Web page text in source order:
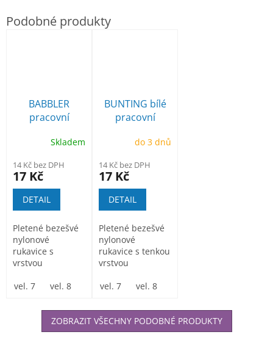
BABBLER
pracovní
povrstvené
Skladem
14 Kč bez DPH
17 Kč
DETAIL
Pletené bezešvé
nylonové
rukavice s
vrstvou
nitrilu v dlani a
vel. 7 vel. 8 vel. 9 vel. 10
BUNTING bílé
pracovní
povrstvené
do 3 dnů
14 Kč bez DPH
17 Kč
DETAIL
Pletené bezešvé
nylonové
rukavice s tenkou
vrstvou
dlani a na
vel. 7 vel. 8
ZOBRAZIT VŠECHNY PODOBNÉ PRODUKTY